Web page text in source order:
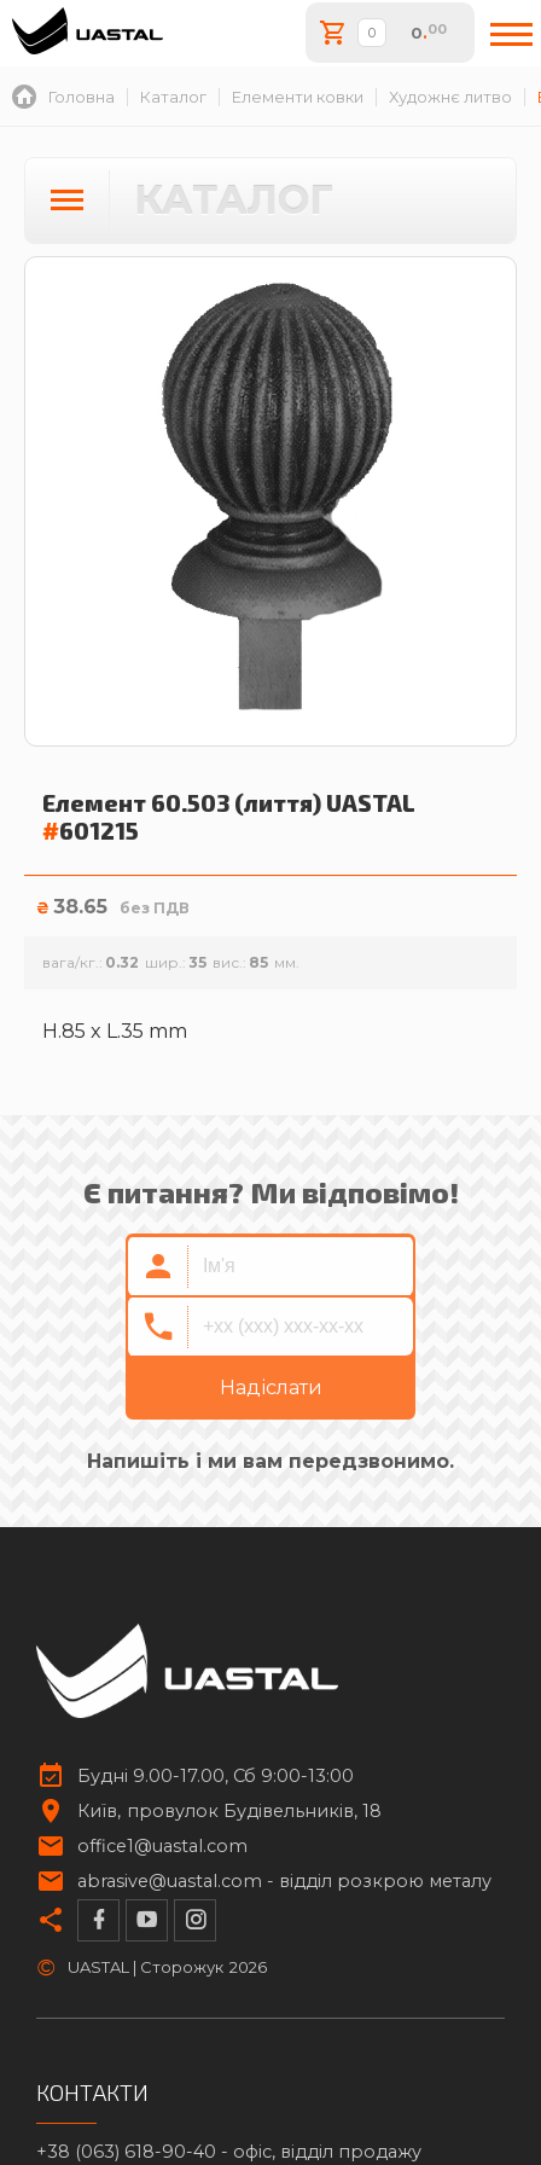
0.00
Головна Каталог Елементи ковки Художнє литво
КАТАЛОГ
Елемент 60.503 (лиття) UASTAL
#601215
₴ 38.65 без ПДВ
вага/кг. 0.32 шир. 35 вис. 85
H.85 x L.35 mm
Є питання? Ми відповімо!
Надіслати
Напишіть і ми вам передзвонимо.
Будні 9.00-17.00, Сб 9:00-13:00
Київ
провулок Будівельників, 18
office1@uastal.com
abrasive@uastal.com - відділ розкрою металу
© UASTAL | Сторожук 2026
КОНТАКТИ
+38 (063) 618-90-40 - офіс, відділ продажу